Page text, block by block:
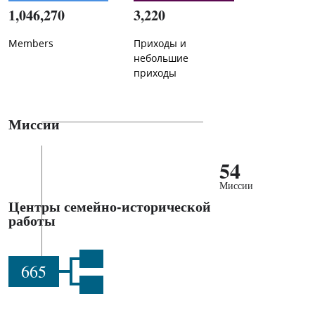
1,046,270
Members
3,220
Приходы и
небольшие
приходы
Миссии
54
Миссии
Центры семейно-исторической
работы
665